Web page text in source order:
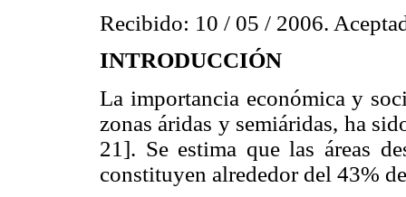
Recibido: 10 / 05 / 2006.
INTRODUCCIÓN
La importancia económica y
zonas áridas y semiáridas, ha
21]. Se estima que las áreas
constituyen alrededor del 43%